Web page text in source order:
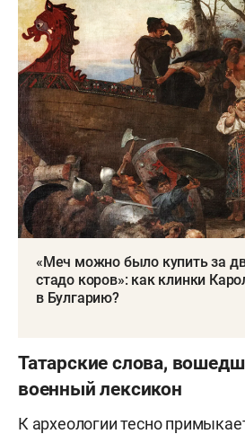
«Меч можно было купить за
стадо коров»: как клинки
в Булгарию?
Татарские слова,
военный лексикон
К археологии тесно